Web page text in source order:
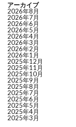
アーカイブ
2026年8月
2026年7月
2026年6月
2026年5月
2026年4月
2026年3月
2026年2月
2026年1月
2025年12月
2025年11月
2025年10月
2025年9月
2025年8月
2025年7月
2025年6月
2025年5月
2025年4月
2025年3月